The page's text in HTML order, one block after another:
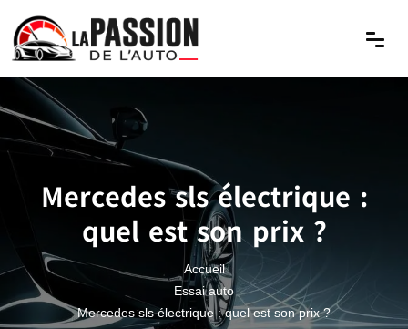
Mercedes sls électrique :
quel est son prix ?
Accueil
Essai auto
Mercedes sls électrique : quel est son prix ?